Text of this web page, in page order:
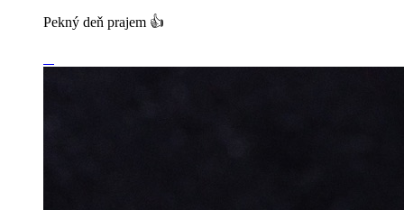
Pekný deň prajem 👍